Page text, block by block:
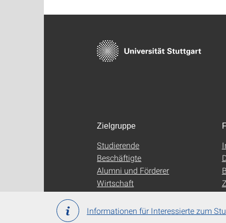
Informationen für Interessierte zum
Zielgruppe
Studierende
Beschäftigte
Alumni und Förderer
Wirtschaft